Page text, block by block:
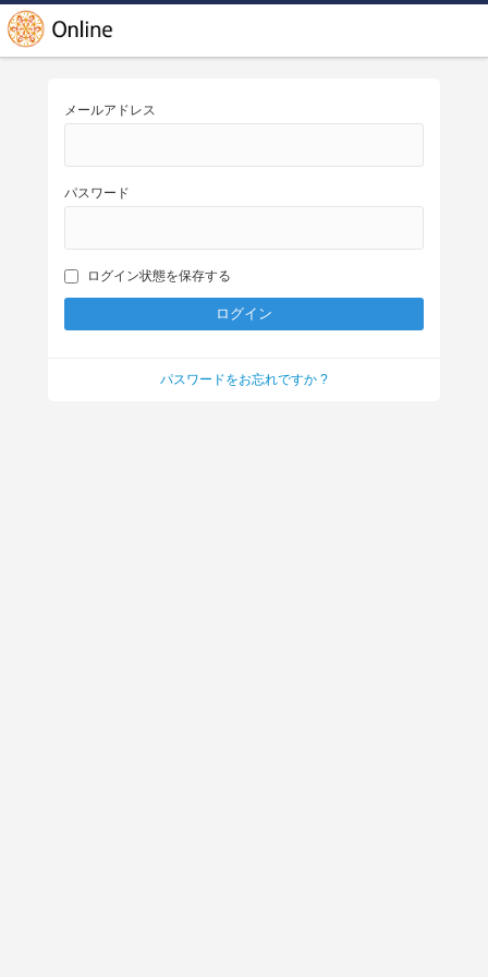
メールアドレス
パスワード
ログイン状態を保存する
パスワードをお忘れですか ?